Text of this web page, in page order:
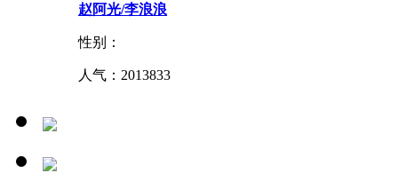
赵阿光/李浪浪
性别：
人气： 2013833